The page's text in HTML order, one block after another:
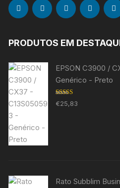
PRODUTOS EM
EPSON C3900 /
Genérico - Preto
Avaliação
5.00de 5
€25,83
Rato Subblim